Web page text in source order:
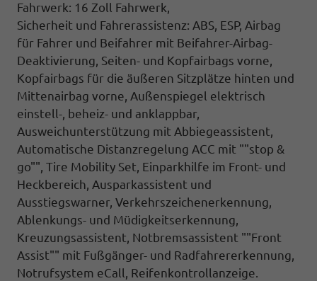
Fahrwerk: 16 Zoll Fahrwerk,
Sicherheit und Fahrerassistenz: ABS, ESP, Airbag
für Fahrer und Beifahrer mit Beifahrer-Airbag-
Deaktivierung, Seiten- und Kopfairbags vorne,
Kopfairbags für die äußeren Sitzplätze hinten und
Mittenairbag vorne, Außenspiegel elektrisch
einstell-, beheiz- und anklappbar,
Ausweichunterstützung mit Abbiegeassistent,
Automatische Distanzregelung ACC mit ""stop &
go"", Tire Mobility Set, Einparkhilfe im Front- und
Heckbereich, Ausparkassistent und
Ausstiegswarner, Verkehrszeichenerkennung,
Ablenkungs- und Müdigkeitserkennung,
Kreuzungsassistent, Notbremsassistent ""Front
Assist"" mit Fußgänger- und Radfahrererkennung,
Notrufsystem eCall, Reifenkontrollanzeige.